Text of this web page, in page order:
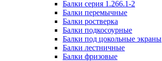
Балки серия 1.266.1-2
Балки перемычные
Балки ростверка
Балки подкосоурные
Балки под цокольные экраны
Балки лестничные
Балки фризовые